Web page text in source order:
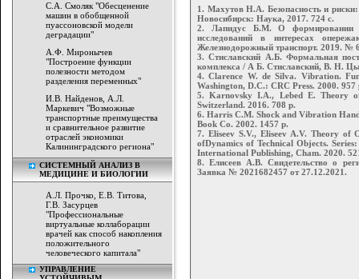
С.А. Смоляк "Обесценение
машин в обобщенной
пуассоновской модели
деградации"
A.Ф. Миронычев
"Построение функции
полезности методом
разделения переменных"
И.В. Найденов, А.Л.
Маркевич "Возможные
транспортные преимущества
и сравнительное развитие
отраслей экономики
Калининградского региона"
СИСТЕМНЫЙ АНАЛИЗ В
МЕДИЦИНЕ И БИОЛОГИИ
А.Л. Прочко, Е.В. Титова,
Г.В. Засурцев
"Профессиональные
виртуальные коллаборации
врачей как способ накопления
положительного
человеческого капитала"
УПРАВЛЕНИЕ
1. Махутов Н.А. Безопасность и
Новосибирск: Наука, 2017. 724 с.
2. Лапидус Б.М. О формировании
исследований в интересах
Железнодорожный транспорт. 2019. №
3. Стиславский А.Б. Формальная
комплекса / А Б. Стиславский, В. Н.
4. Clarence W. de Silva. Vibration.
Washington, D.C.: CRC Press. 2000. 957
5. Karnovsky I.A., Lebed E. Theory
Switzerland. 2016. 708 p.
6. Harris С.М. Shock and Vibration
Book Со. 2002. 1457 p.
7. Eliseev S.V., Eliseev A.V. Theory of
ofDynamics of Technical Objects.
International Publishing, Cham. 2020.
8. Елисеев А.В. Свидетельство о
Заявка № 2021682457 от 27.12.2021.